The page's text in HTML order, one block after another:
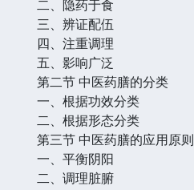
二、隐药于食
三、辨证配伍
四、注重调理
五、影响广泛
第二节 中医药膳的分类
一、根据功效分类
二、根据形态分类
第三节 中医药膳的应用原则
一、平衡阴阳
二、调理脏腑